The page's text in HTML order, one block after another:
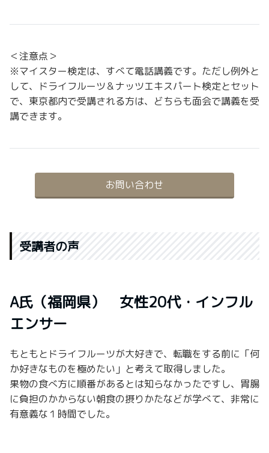
＜注意点＞
※マイスター検定は、すべて電話講義です。ただし例外と
して、ドライフルーツ＆ナッツエキスパート検定とセット
で、東京都内で受講される方は、どちらも面会で講義を受
講できます。
お問い合わせ
受講者の声
A氏（福岡県） 女性20代・インフル
エンサー
もともとドライフルーツが大好きで、転職をする前に「何
か好きなものを極めたい」と考えて取得しました。
果物の食べ方に順番があるとは知らなかったですし、胃腸
に負担のかからない朝食の摂りかたなどが学べて、非常に
有意義な１時間でした。